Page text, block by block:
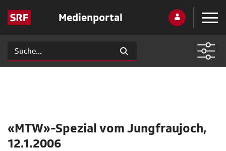
Medienportal
«MTW»-Spezial vom Jungfraujoch,
12.1.2006